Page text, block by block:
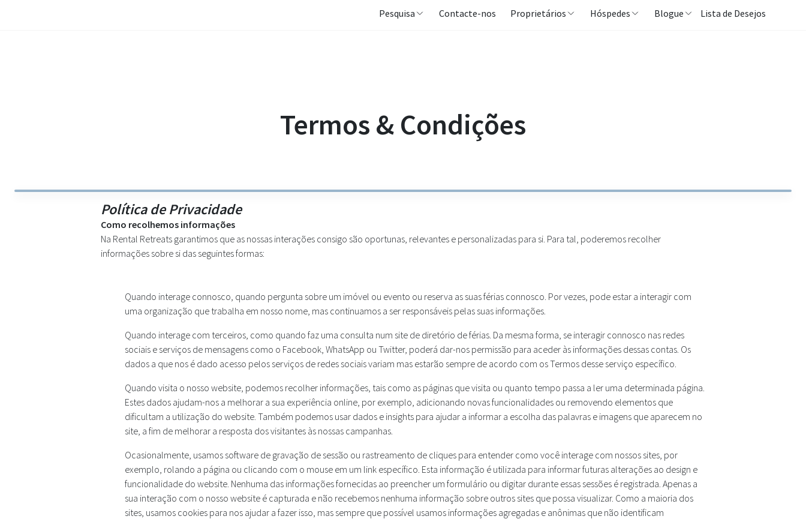
Pesquisa Contacte-nos Proprietários Hóspedes Blogue Lista de Desejos
Termos & Condições
Política de Privacidade
Como recolhemos informações
Na Rental Retreats garantimos que as nossas interações consigo são oportunas, relevantes e personalizadas para si. Para tal, poderemos recolher
informações sobre si das seguintes formas:
Quando interage connosco, quando pergunta sobre um imóvel ou evento ou reserva as suas férias connosco. Por vezes, pode estar a interagir com
uma organização que trabalha em nosso nome, mas continuamos a ser responsáveis pelas suas informações.
Quando interage com terceiros, como quando faz uma consulta num site de diretório de férias. Da mesma forma, se interagir connosco nas redes
sociais e serviços de mensagens como o Facebook, WhatsApp ou Twitter, poderá dar-nos permissão para aceder às informações dessas contas. Os
dados a que nos é dado acesso pelos serviços de redes sociais variam mas estarão sempre de acordo com os Termos desse serviço específico.
Quando visita o nosso website, podemos recolher informações, tais como as páginas que visita ou quanto tempo passa a ler uma determinada página.
Estes dados ajudam-nos a melhorar a sua experiência online, por exemplo, adicionando novas funcionalidades ou removendo elementos que
dificultam a utilização do website. Também podemos usar dados e insights para ajudar a informar a escolha das palavras e imagens que aparecem no
site, a fim de melhorar a resposta dos visitantes às nossas campanhas.
Ocasionalmente, usamos software de gravação de sessão ou rastreamento de cliques para entender como você interage com nossos sites, por
exemplo, rolando a página ou clicando com o mouse em um link específico. Esta informação é utilizada para informar futuras alterações ao design e
funcionalidade do website. Nenhuma das informações fornecidas ao preencher um formulário ou digitar durante essas sessões é registrada. Apenas a
sua interação com o nosso website é capturada e não recebemos nenhuma informação sobre outros sites que possa visualizar. Como a maioria dos
sites, usamos cookies para nos ajudar a fazer isso, mas sempre que possível usamos informações agregadas e anônimas que não identificam